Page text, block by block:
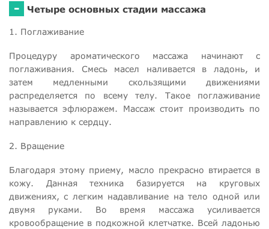
- Четыре основных стадии массажа
1. Поглаживание
Процедуру ароматического массажа начинают с
поглаживания. Смесь масел наливается в ладонь, и
затем медленными скользящими движениями
распределяется по всему телу. Такое поглаживание
называется эфлюражем. Массаж стоит производить по
направлению к сердцу.
2. Вращение
Благодаря этому приему, масло прекрасно втирается в
кожу. Данная техника базируется на круговых
движениях, с легким надавливание на тело одной или
двумя руками. Во время массажа усиливается
кровообращение в подкожной клетчатке. Всей ладонью